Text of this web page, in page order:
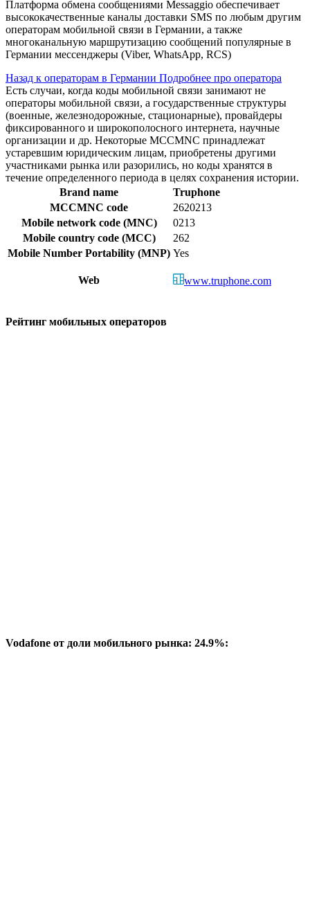
Платформа обмена сообщениями Messaggio обеспечивает
высококачественные каналы доставки SMS по любым другим
операторам мобильной связи в Германии, а также
многоканальную маршрутизацию сообщений популярные в
Германии мессенджеры (Viber, WhatsApp, RCS)
Назад к операторам в Германии Подробнее про оператора
Есть случаи, когда коды мобильной связи занимают не
операторы мобильной связи, а государственные структуры
(военные, железнодорожные, стационарные), провайдеры
фиксированного и широкополосного интернета, научные
организации и др. Некоторые MCCMNC принадлежат
устаревшим юридическим лицам, приобретены другими
участниками рынка или разорились, но коды хранятся в
течение определенного периода в целях сохранения истории.
Brand name
Truphone
MCCMNC code
2620213
Mobile network code (MNC)
0213
Mobile country code (MCC)
262
Mobile Number Portability (MNP) Yes
Web www.truphone.com
Рейтинг мобильных операторов
Vodafone от доли мобильного рынка: 24.9%: